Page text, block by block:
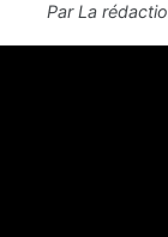
ParLa